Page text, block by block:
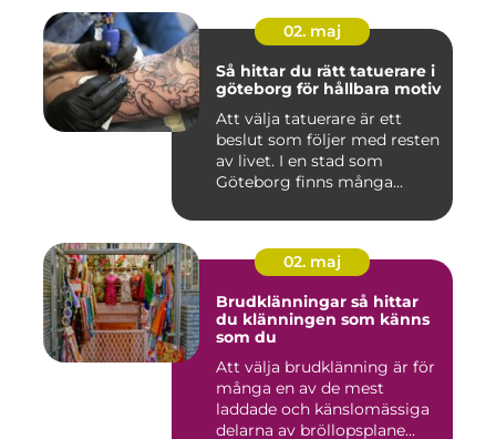
02. maj
Så hittar du rätt tatuerare i
göteborg för hållbara motiv
Att välja tatuerare är ett
beslut som följer med resten
av livet. I en stad som
Göteborg finns många...
02. maj
Brudklänningar så hittar
du klänningen som känns
som du
Att välja brudklänning är för
många en av de mest
laddade och känslomässiga
delarna av bröllopsplane...